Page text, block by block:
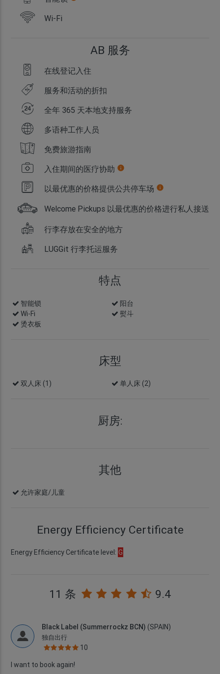
Wi-Fi
AB 服务
在线登记入住
服务和活动的折扣
全年 365 天本地支持服务
多语种工作人员
免费旅游指南
入住期间的医疗协助 info
以最优惠的价格提供公共停车场 info
Welcome Pickups 以最优惠的价格进行私人接送
行李存放在安全的地方
LUGGit 行李托运服务
特点
智能锁
阳台
Wi-Fi
熨斗
烫衣板
床型
双人床 (1) 单人床 (2)
厨房:
其他
允许家庭/儿童
Energy Efficiency Certificate
Energy Efficiency Certificate level: G
11 条 9.4
Black Label (Summerrockz BCN) (SPAIN)
独自出行
10
I want to book again!